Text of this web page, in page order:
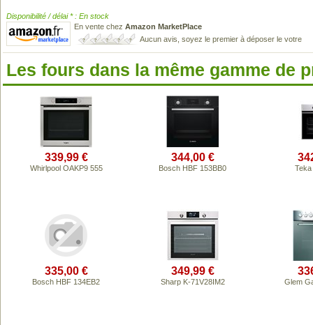
Disponibilité / délai * : En stock
En vente chez Amazon MarketPlace
Aucun avis, soyez le premier à déposer le votre
Les fours dans la même gamme de
339,99 €
Whirlpool OAKP9 555
344,00 €
Bosch HBF 153BB0 Teka
335,00 €
Bosch HBF 134EB2
349,99 €
Sharp K-71V28IM2 Glem